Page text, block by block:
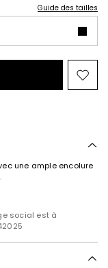
Guide des tailles
une ample encolure
social est à